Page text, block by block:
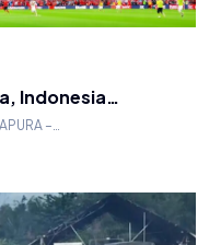
Indonesia…
–…